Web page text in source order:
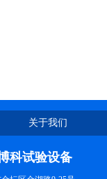
关于我们
科试验设备